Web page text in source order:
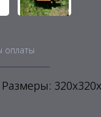
оплаты